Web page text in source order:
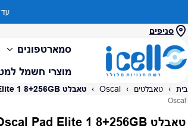
סניפים
סמארטפונים
מוצרי חשמל
בית › טאבלטים ›
Oscal
› טאבלט Oscal Pad Elite 1 8+256GB
ספק:
Oscal
טאבלט Oscal Pad Elite 1 8+256GB